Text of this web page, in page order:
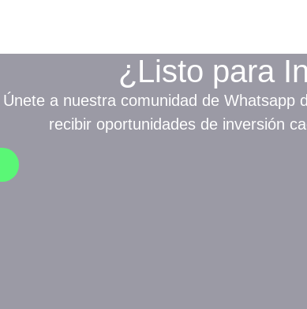
¿Listo para
Únete a nuestra comunidad de Whatsapp
recibir oportunidades de inversión